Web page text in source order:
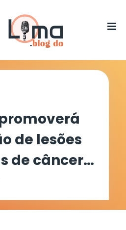
de lesões
de câncer
Policlínica